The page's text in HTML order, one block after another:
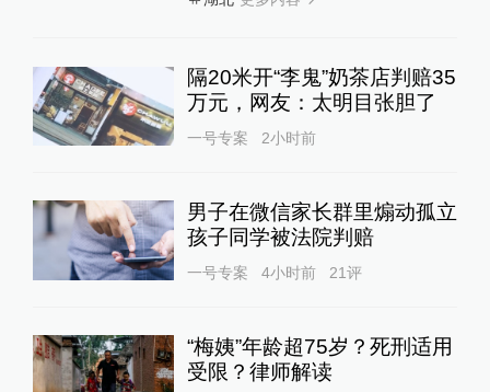
隔20米开“李鬼”奶茶店判赔35
万元，网友：太明目张胆了
一号专案 2小时前
男子在微信家长群里煽动孤立
孩子同学被法院判赔
一号专案 4小时前 21评
“梅姨”年龄超75岁？死刑适用
受限？律师解读